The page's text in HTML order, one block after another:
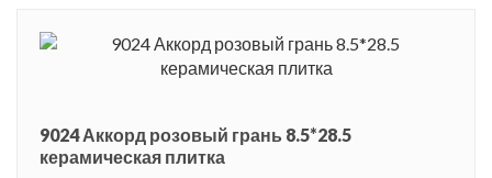
9024 Аккорд розовый грань 8.5*28.5
керамическая плитка